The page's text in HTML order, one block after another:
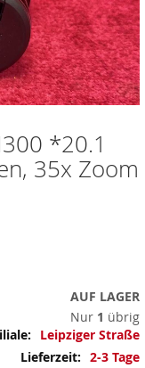
*20.1
35x Zoom
AUF LAGER
Nur 1 übrig
Informationen
Leipziger Straße
2-3 Tage